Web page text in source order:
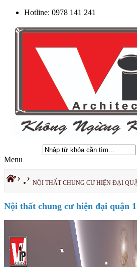
Hotline: 0978 141 241
Menu
› › NỘI THẤT CHUNG CƯ HIỆN ĐẠI
Nội thất chung cư hiện đại quận 1